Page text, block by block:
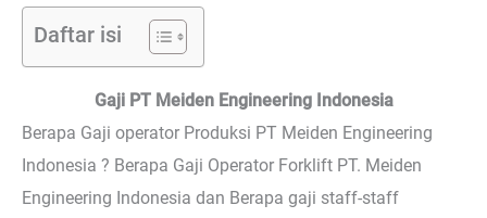
Daftar isi
Gaji PT Meiden Engineering Indonesia
Berapa Gaji operator Produksi PT Meiden Engineering
Indonesia ? Berapa Gaji Operator Forklift PT. Meiden
Engineering Indonesia dan Berapa gaji staff-staff